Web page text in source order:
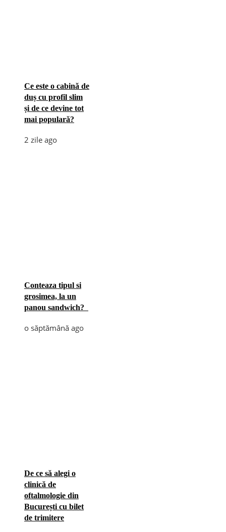
Ce este o cabină de
duș cu profil slim
și de ce devine tot
mai populară?
2 zile ago
Conteaza tipul si
grosimea, la un
panou sandwich?
o săptămână ago
De ce să alegi o
clinică de
oftalmologie din
București cu bilet
de trimitere